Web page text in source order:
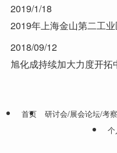
2019/1/18
2019年上海金山第二工
2018/09/12
旭化成持续加大力度开拓
首页 研讨会/展会论坛/考
个